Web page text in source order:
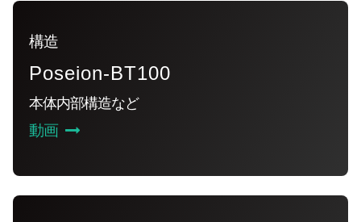
構造
Poseion-BT100
本体内部構造など
動画